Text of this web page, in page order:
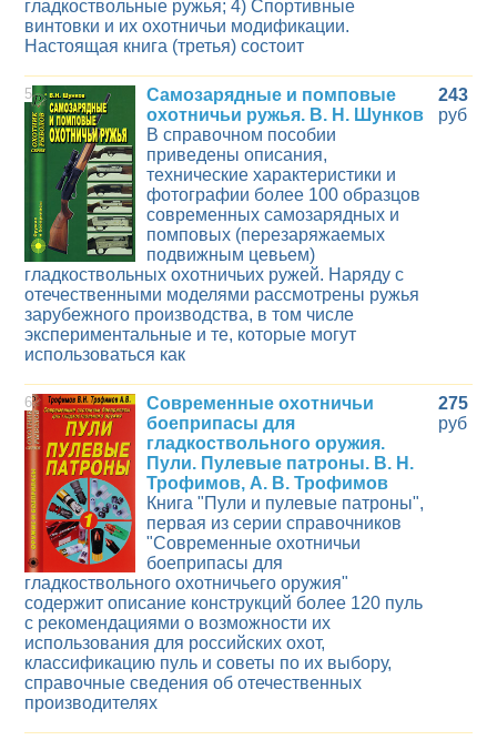
гладкоствольные ружья; 4) Спортивные
винтовки и их охотничьи модификации.
Настоящая книга (третья) состоит
5
Самозарядные и помповые
охотничьи ружья. В. Н. Шунков
В справочном пособии
приведены описания,
технические характеристики и
фотографии более 100 образцов
современных самозарядных и
помповых (перезаряжаемых
подвижным цевьем)
гладкоствольных охотничьих ружей. Наряду с
отечественными моделями рассмотрены ружья
зарубежного производства, в том числе
экспериментальные и те, которые могут
использоваться как
243
руб
6
Современные охотничьи
боеприпасы для
гладкоствольного оружия.
Пули. Пулевые патроны. В. Н.
Трофимов, А. В. Трофимов
Книга "Пули и пулевые патроны",
первая из серии справочников
"Современные охотничьи
боеприпасы для
гладкоствольного охотничьего оружия"
содержит описание конструкций более 120 пуль
с рекомендациями о возможности их
использования для российских охот,
классификацию пуль и советы по их выбору,
справочные сведения об отечественных
производителях
275
руб